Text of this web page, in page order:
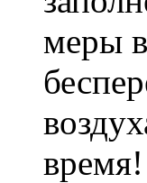
меры
время!